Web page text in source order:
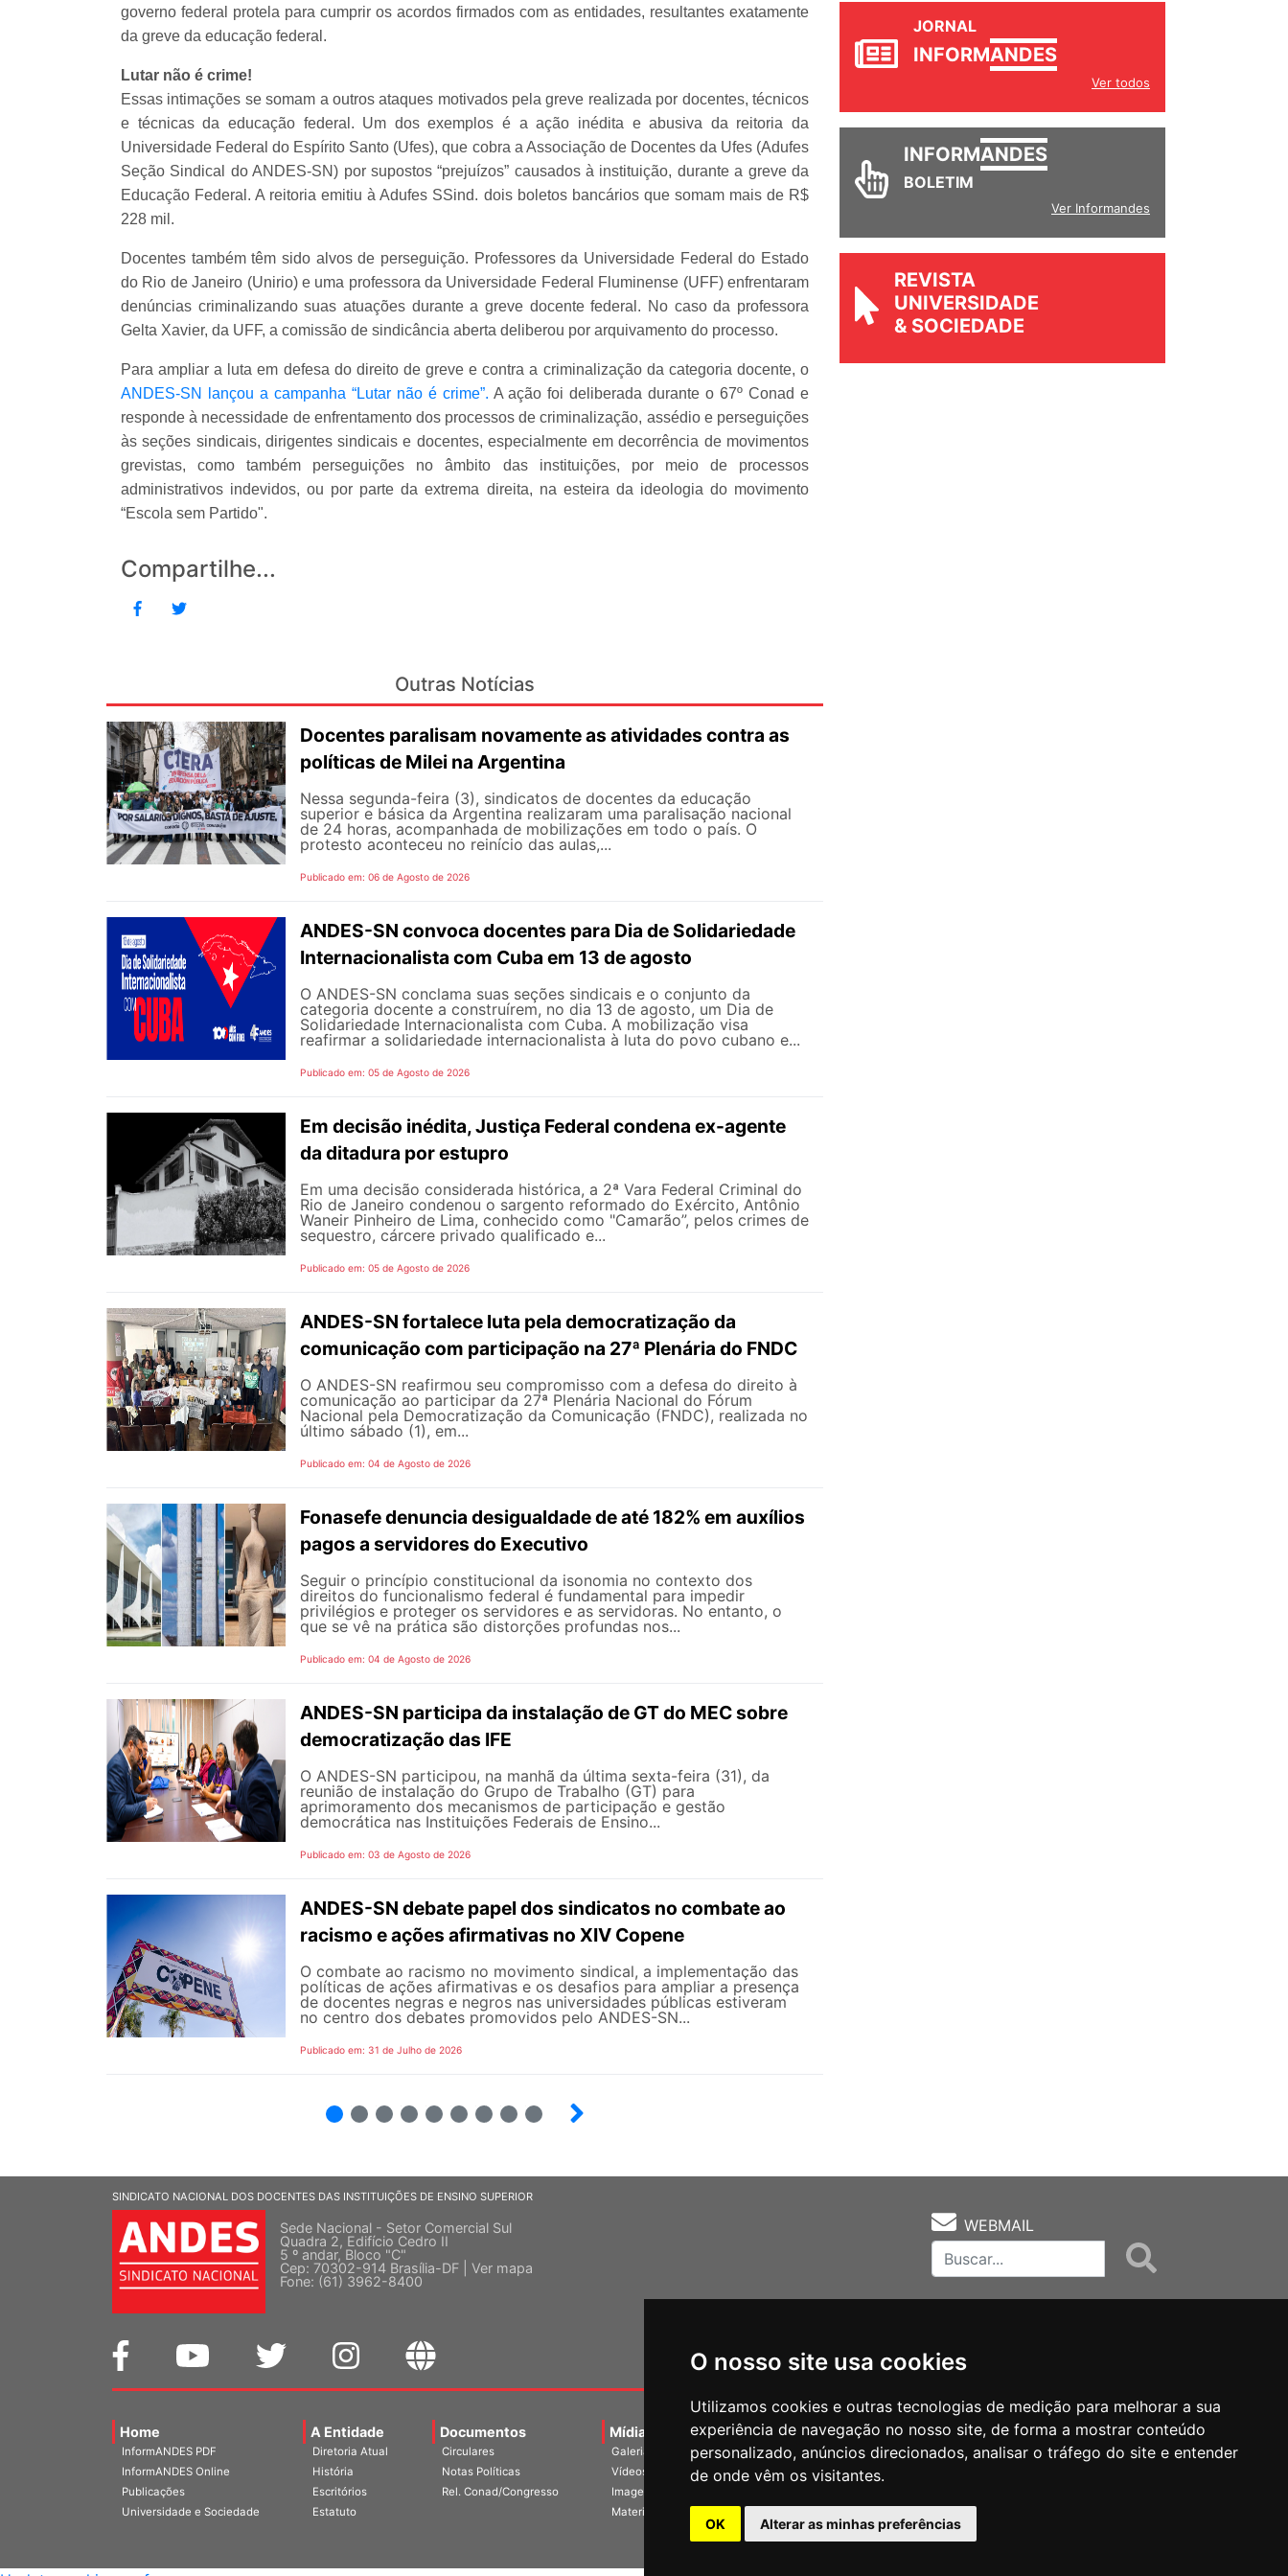
O nosso site usa cookies
Utilizamos cookies e outras tecnologias de medição para melhorar a sua
experiência de navegação no nosso site, de forma a mostrar conteúdo
personalizado, anúncios direcionados, analisar o tráfego do site e entender
de onde vêm os visitantes.
OK Alterar as minhas preferências
governo federal protela para cumprir os acordos firmados com as entidades, resultantes exatamente
da greve da educação federal.
Lutar não é crime!
Essas intimações se somam a outros ataques motivados pela greve realizada por docentes, técnicos
e técnicas da educação federal. Um dos exemplos é a ação inédita e abusiva da reitoria da
Universidade Federal do Espírito Santo (Ufes), que cobra a Associação de Docentes da Ufes (Adufes
Seção Sindical do ANDES-SN) por supostos “prejuízos” causados à instituição, durante a greve da
Educação Federal. A reitoria emitiu à Adufes SSind. dois boletos bancários que somam mais de R$
228 mil.
Docentes também têm sido alvos de perseguição. Professores da Universidade Federal do Estado
do Rio de Janeiro (Unirio) e uma professora da Universidade Federal Fluminense (UFF) enfrentaram
denúncias criminalizando suas atuações durante a greve docente federal. No caso da professora
Gelta Xavier, da UFF, a comissão de sindicância aberta deliberou por arquivamento do processo.
Para ampliar a luta em defesa do direito de greve e contra a criminalização da categoria docente, o
ANDES-SN lançou a campanha “Lutar não é crime”. A ação foi deliberada durante o 67º Conad e
responde à necessidade de enfrentamento dos processos de criminalização, assédio e perseguições
às seções sindicais, dirigentes sindicais e docentes, especialmente em decorrência de movimentos
grevistas, como também perseguições no âmbito das instituições, por meio de processos
administrativos indevidos, ou por parte da extrema direita, na esteira da ideologia do movimento
“Escola sem Partido".
Compartilhe...
Outras Notícias
Docentes paralisam novamente as atividades contra as
políticas de Milei na Argentina
Nessa segunda-feira (3), sindicatos de docentes da educação
superior e básica da Argentina realizaram uma paralisação nacional
de 24 horas, acompanhada de mobilizações em todo o país. O
protesto aconteceu no reinício das aulas,...
Publicado em: 06 de Agosto de 2026
ANDES-SN convoca docentes para Dia de Solidariedade
Internacionalista com Cuba em 13 de agosto
O ANDES-SN conclama suas seções sindicais e o conjunto da
categoria docente a construírem, no dia 13 de agosto, um Dia de
Solidariedade Internacionalista com Cuba. A mobilização visa
reafirmar a solidariedade internacionalista à luta do povo cubano e...
Publicado em: 05 de Agosto de 2026
Em decisão inédita, Justiça Federal condena ex-agente
da ditadura por estupro
Em uma decisão considerada histórica, a 2ª Vara Federal Criminal do
Rio de Janeiro condenou o sargento reformado do Exército, Antônio
Waneir Pinheiro de Lima, conhecido como "Camarão”, pelos crimes de
sequestro, cárcere privado qualificado e...
Publicado em: 05 de Agosto de 2026
ANDES-SN fortalece luta pela democratização da
comunicação com participação na 27ª Plenária do FNDC
O ANDES-SN reafirmou seu compromisso com a defesa do direito à
comunicação ao participar da 27ª Plenária Nacional do Fórum
Nacional pela Democratização da Comunicação (FNDC), realizada no
último sábado (1), em...
Publicado em: 04 de Agosto de 2026
Fonasefe denuncia desigualdade de até 182% em auxílios
pagos a servidores do Executivo
Seguir o princípio constitucional da isonomia no contexto dos
direitos do funcionalismo federal é fundamental para impedir
privilégios e proteger os servidores e as servidoras. No entanto, o
que se vê na prática são distorções profundas nos...
Publicado em: 04 de Agosto de 2026
ANDES-SN participa da instalação de GT do MEC sobre
democratização das IFE
O ANDES-SN participou, na manhã da última sexta-feira (31), da
reunião de instalação do Grupo de Trabalho (GT) para
aprimoramento dos mecanismos de participação e gestão
democrática nas Instituições Federais de Ensino...
Publicado em: 03 de Agosto de 2026
ANDES-SN debate papel dos sindicatos no combate ao
racismo e ações afirmativas no XIV Copene
O combate ao racismo no movimento sindical, a implementação das
políticas de ações afirmativas e os desafios para ampliar a presença
de docentes negras e negros nas universidades públicas estiveram
no centro dos debates promovidos pelo ANDES-SN...
Publicado em: 31 de Julho de 2026
JORNAL
INFORMANDES
Ver todos
INFORMANDES
BOLETIM
Ver Informandes
REVISTA
UNIVERSIDADE
& SOCIEDADE
SINDICATO NACIONAL DOS DOCENTES DAS INSTITUIÇÕES DE ENSINO SUPERIOR
Sede Nacional - Setor Comercial Sul
Quadra 2, Edifício Cedro II
5 º andar, Bloco "C"
Cep: 70302-914 Brasília-DF | Ver mapa
Fone: (61) 3962-8400
WEBMAIL
Home
InformANDES PDF
InformANDES Online
Publicações
Universidade e Sociedade
A Entidade
Diretoria Atual
História
Escritórios
Estatuto
Documentos
Circulares
Notas Políticas
Rel. Conad/Congresso
Mídias
Galerias
Vídeos
Imagens
Materiais
Agenda Notícias Notas Técnicas Fale Conocsco